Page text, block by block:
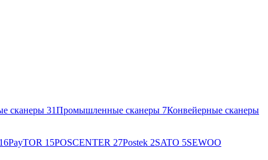
сканеры 31Промышленные сканеры 7Конвейерные сканеры
16PayTOR 15POSCENTER 27Postek 2SATO 5SEWOO